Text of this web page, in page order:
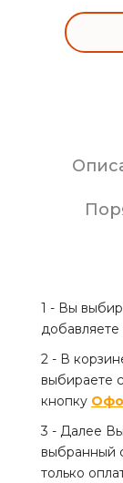
1 - Вы
добавляете
2 - В
выбираете
кнопку
3 - Далее
выбранный
только